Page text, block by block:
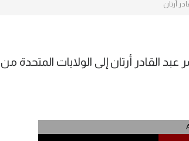
أرتان
القادر أرتان إلى الولايات المتحدة من